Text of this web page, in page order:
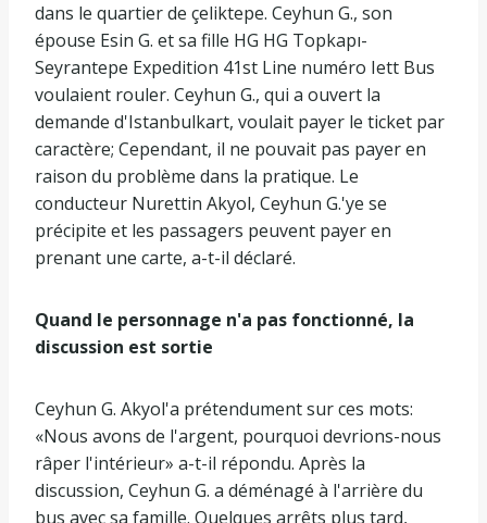
dans le quartier de çeliktepe. Ceyhun G., son
épouse Esin G. et sa fille HG HG Topkapı-
Seyrantepe Expedition 41st Line numéro Iett Bus
voulaient rouler. Ceyhun G., qui a ouvert la
demande d'Istanbulkart, voulait payer le ticket par
caractère; Cependant, il ne pouvait pas payer en
raison du problème dans la pratique. Le
conducteur Nurettin Akyol, Ceyhun G.'ye se
précipite et les passagers peuvent payer en
prenant une carte, a-t-il déclaré.
Quand le personnage n'a pas fonctionné, la
discussion est sortie
Ceyhun G. Akyol'a prétendument sur ces mots:
«Nous avons de l'argent, pourquoi devrions-nous
râper l'intérieur» a-t-il répondu. Après la
discussion, Ceyhun G. a déménagé à l'arrière du
bus avec sa famille. Quelques arrêts plus tard,